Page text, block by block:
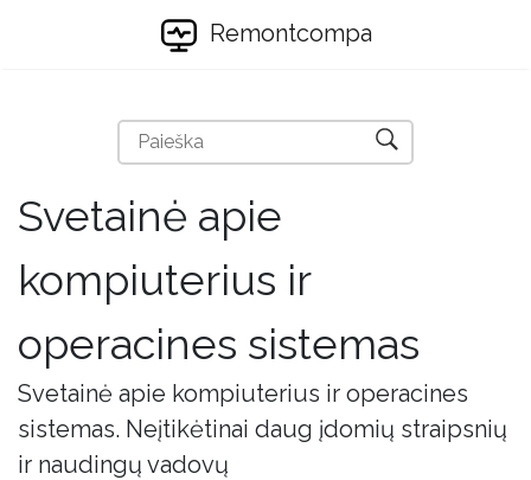
Remontcompa
Svetainė apie
kompiuterius ir
operacines sistemas
Svetainė apie kompiuterius ir operacines
sistemas. Neįtikėtinai daug įdomių straipsnių
ir naudingų vadovų